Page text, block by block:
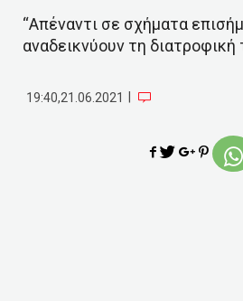
“Απέναντι σε σχήματα
αναδεικνύουν τη διατροφική
19:40,21.06.2021